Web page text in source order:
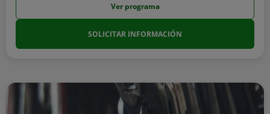
Ver programa
SOLICITAR INFORMACIÓN